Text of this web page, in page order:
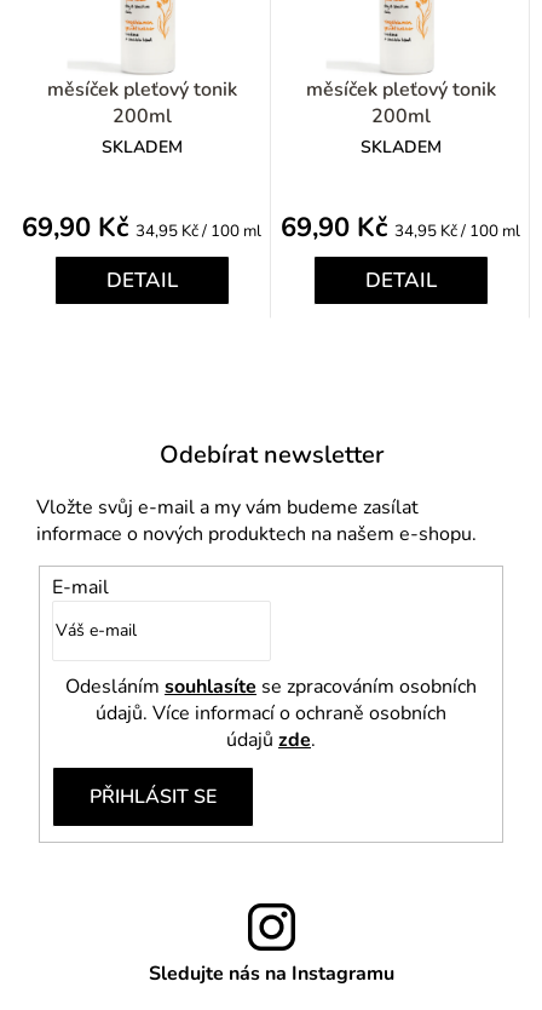
měsíček pleťový tonik
200ml
SKLADEM
69,90 Kč Měrná
cena:
34,95 Kč / 100 ml
DETAIL
měsíček pleťový tonik
200ml
SKLADEM
69,90 Kč Měrná
cena:
34,95 Kč / 100 ml
DETAIL
Odebírat newsletter
Vložte svůj e-mail a my vám budeme zasílat
informace o nových produktech na našem e-shopu.
E-mail
Odesláním souhlasíte se zpracováním osobních
údajů. Více informací o ochraně osobních
údajů zde.
PŘIHLÁSIT SE
Sledujte nás na Instagramu